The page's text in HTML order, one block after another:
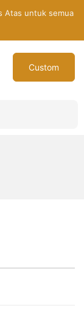
Atas untuk semua
Custom